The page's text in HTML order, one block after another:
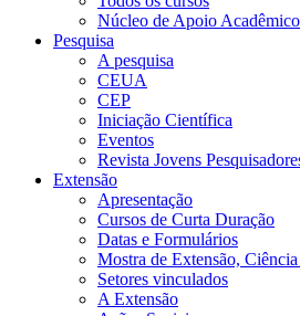
Núcleo de Apoio
Pesquisa
A pesquisa
CEUA
CEP
Iniciação Científica
Eventos
Revista Jovens
Extensão
Apresentação
Cursos de Curta Duração
Datas e Formulários
Mostra de Extensão,
Setores vinculados
A Extensão